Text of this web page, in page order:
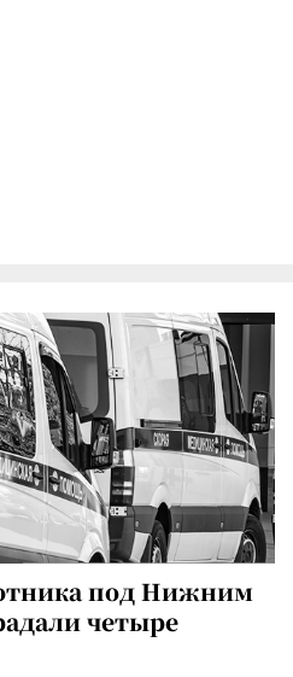
под Нижним
четыре